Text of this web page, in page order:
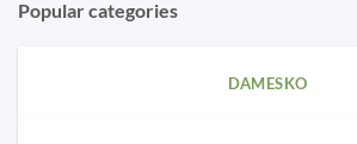
Popular categories
DAMESKO